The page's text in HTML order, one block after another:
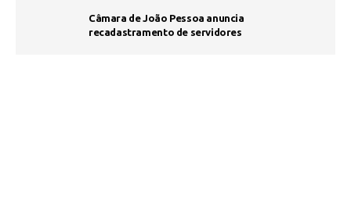
Câmara de João Pessoa anuncia
recadastramento de servidores